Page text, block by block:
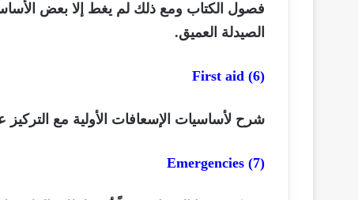
فصول الكتاب ومع ذلك لم يغط إلا بعض
الصيدلة العميق.
(6)
First aid
شرح لأساسيات الإسعافات الأولية مع التركيز
(7)
Emergencies